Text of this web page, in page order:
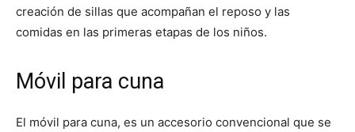
creación de sillas que acompañan el reposo y las
comidas en las primeras etapas de los niños.
Móvil para cuna
El móvil para cuna, es un accesorio convencional que se